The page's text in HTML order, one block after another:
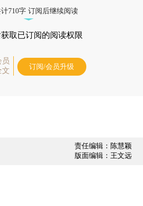
710字 订阅后继续阅读
获取已订阅的阅读权限
员
文
订阅/会员升级
责任编辑：陈慧颖
版面编辑：王文远